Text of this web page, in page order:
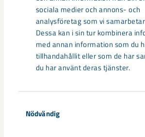
sociala medier och annons- och
analysföretag som vi
Dessa kan i sin tur kombinera
med annan information som du
tillhandahållit eller som de har
du har använt deras tjänster.
Nödvändig
Relaterat innehåll